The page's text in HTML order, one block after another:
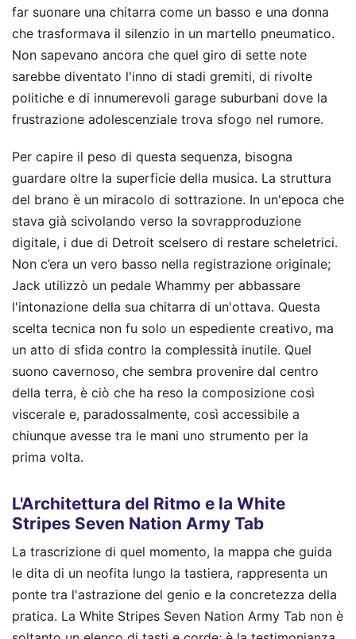
far suonare una chitarra come un basso e una donna
che trasformava il silenzio in un martello pneumatico.
Non sapevano ancora che quel giro di sette note
sarebbe diventato l'inno di stadi gremiti, di rivolte
politiche e di innumerevoli garage suburbani dove la
frustrazione adolescenziale trova sfogo nel rumore.
Per capire il peso di questa sequenza, bisogna
guardare oltre la superficie della musica. La struttura
del brano è un miracolo di sottrazione. In un'epoca che
stava già scivolando verso la sovrapproduzione
digitale, i due di Detroit scelsero di restare scheletrici.
Non c’era un vero basso nella registrazione originale;
Jack utilizzò un pedale Whammy per abbassare
l'intonazione della sua chitarra di un'ottava. Questa
scelta tecnica non fu solo un espediente creativo, ma
un atto di sfida contro la complessità inutile. Quel
suono cavernoso, che sembra provenire dal centro
della terra, è ciò che ha reso la composizione così
viscerale e, paradossalmente, così accessibile a
chiunque avesse tra le mani uno strumento per la
prima volta.
L'Architettura del Ritmo e la White
Stripes Seven Nation Army Tab
La trascrizione di quel momento, la mappa che guida
le dita di un neofita lungo la tastiera, rappresenta un
ponte tra l'astrazione del genio e la concretezza della
pratica. La White Stripes Seven Nation Army Tab non è